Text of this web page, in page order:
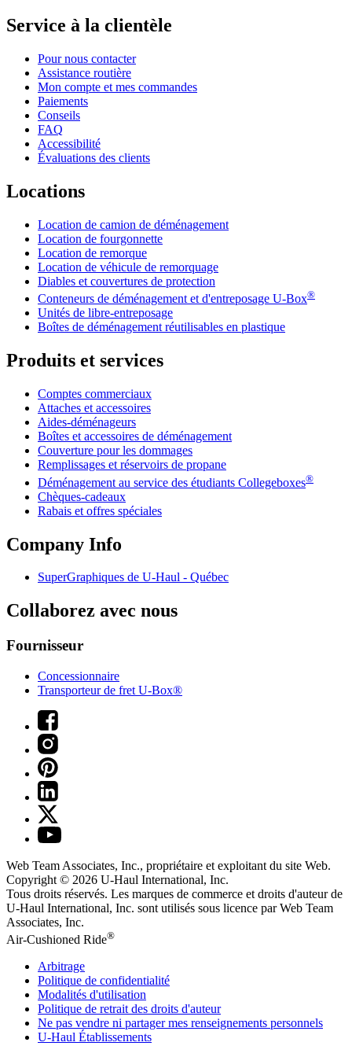
Service à la clientèle
Pour nous contacter
Assistance routière
Mon compte et mes commandes
Paiements
Conseils
FAQ
Accessibilité
Évaluations des clients
Locations
Location de camion de déménagement
Location de fourgonnette
Location de remorque
Location de véhicule de remorquage
Diables et couvertures de protection
Conteneurs de déménagement et d'entreposage U-Box®
Unités de libre-entreposage
Boîtes de déménagement réutilisables en plastique
Produits et services
Comptes commerciaux
Attaches et accessoires
Aides-déménageurs
Boîtes et accessoires de déménagement
Couverture pour les dommages
Remplissages et réservoirs de propane
Déménagement au service des étudiants Collegeboxes®
Chèques-cadeaux
Rabais et offres spéciales
Company Info
SuperGraphiques de U-Haul - Québec
Collaborez avec nous
Fournisseur
Concessionnaire
Transporteur de fret U-Box®
Web Team Associates, Inc., propriétaire et exploitant du site Web.
Copyright © 2026 U-Haul International, Inc.
Tous droits réservés. Les marques de commerce et droits d'auteur de
U-Haul International, Inc. sont utilisés sous licence par Web Team
Associates, Inc.
Air-Cushioned Ride®
Arbitrage
Politique de confidentialité
Modalités d'utilisation
Politique de retrait des droits d'auteur
Ne pas vendre ni partager mes renseignements personnels
U-Haul Établissements